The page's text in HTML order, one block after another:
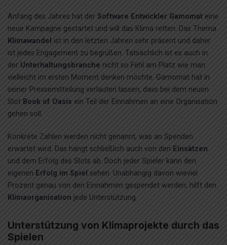
Anfang des Jahres hat der Software Entwickler Gamomat eine
neue Kampagne gestartet und will das Klima retten. Das Thema
Klimawandel ist in den letzten Jahren sehr präsent und daher
ist jedes Engagement zu begrüßen. Tatsächlich ist es auch in
der Unterhaltungsbranche nicht so Fehl am Platz wie man
vielleicht im ersten Moment denken möchte. Gamomat hat in
seiner Pressemitteilung verlauten lassen, dass bei dem neuen
Slot Book of Oasis ein Teil der Einnahmen an eine Organisation
gehen soll.
Konkrete Zahlen werden nicht genannt, was an Spenden
erwartet wird. Das hängt schließlich auch von den Einsätzen
und dem Erfolg des Slots ab. Doch jeder Spieler kann den
eigenen Erfolg im Spiel sehen. Unabhängig davon wieviel
Prozent genau von den Einnahmen gespendet werden, hilft den
Klimaorganisation jede Unterstützung.
Unterstützung von Klimaprojekte durch das
Spielen